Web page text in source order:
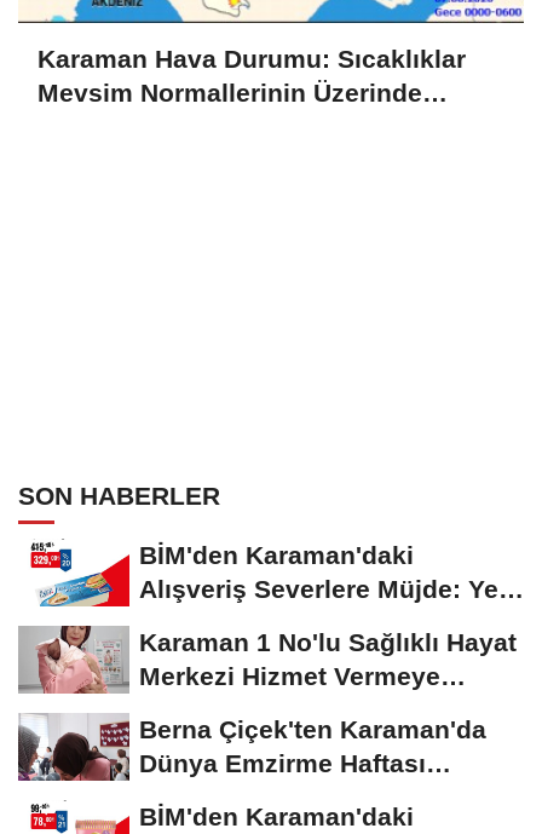
Karaman Hava Durumu: Sıcaklıklar
Mevsim Normallerinin Üzerinde
SON HABERLER
BİM'den Karaman'daki
Alışveriş Severlere Müjde: Yeni
Karaman 1 No'lu Sağlıklı Hayat
Merkezi Hizmet Vermeye
Berna Çiçek'ten Karaman'da
Dünya Emzirme Haftası
Etkinliğine Ziyaret
BİM'den Karaman'daki